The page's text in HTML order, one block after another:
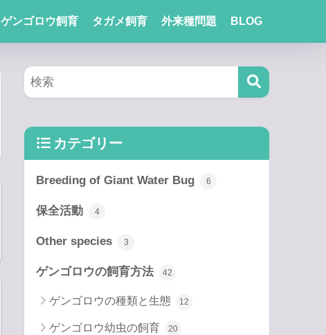
ゲンゴロウ飼育 タガメ飼育 外来種問題 BLOG
カテゴリー
Breeding of Giant Water Bug 6
保全活動 4
Other species 3
ゲンゴロウの飼育方法 42
ゲンゴロウの種類と生態 12
ゲンゴロウ幼虫の飼育 20